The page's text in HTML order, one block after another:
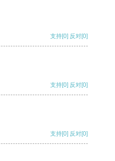
支持[0] 反对[0]
支持[0] 反对[0]
支持[0] 反对[0]